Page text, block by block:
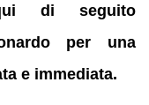
di seguito
per una
e immediata.